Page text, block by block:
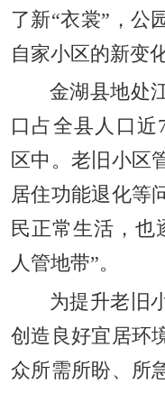
了新“衣裳”，公
自家小区的新变化
金湖县地处
口占全县人口近
区中。老旧小区
居住功能退化等
民正常生活，也
人管地带”。
为提升老旧
创造良好宜居环
众所需所盼、所